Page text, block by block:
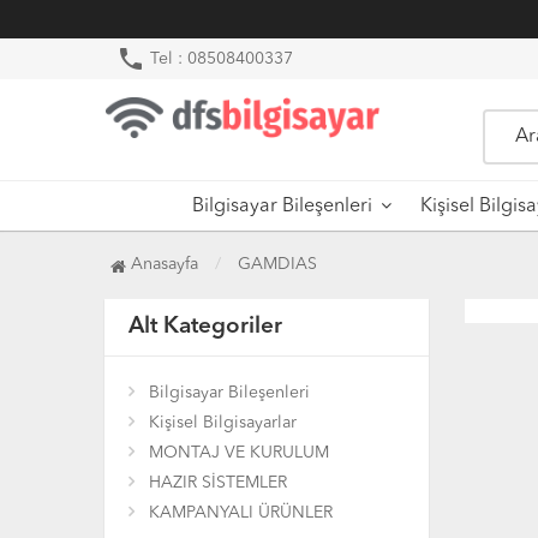
phone Tel : 08508400337
Bilgisayar Bileşenleri Kişisel
Anasayfa GAMDIAS
Alt Kategoriler
Bilgisayar Bileşenleri
Kişisel Bilgisayarlar
MONTAJ VE KURULUM
HAZIR SİSTEMLER
KAMPANYALI ÜRÜNLER